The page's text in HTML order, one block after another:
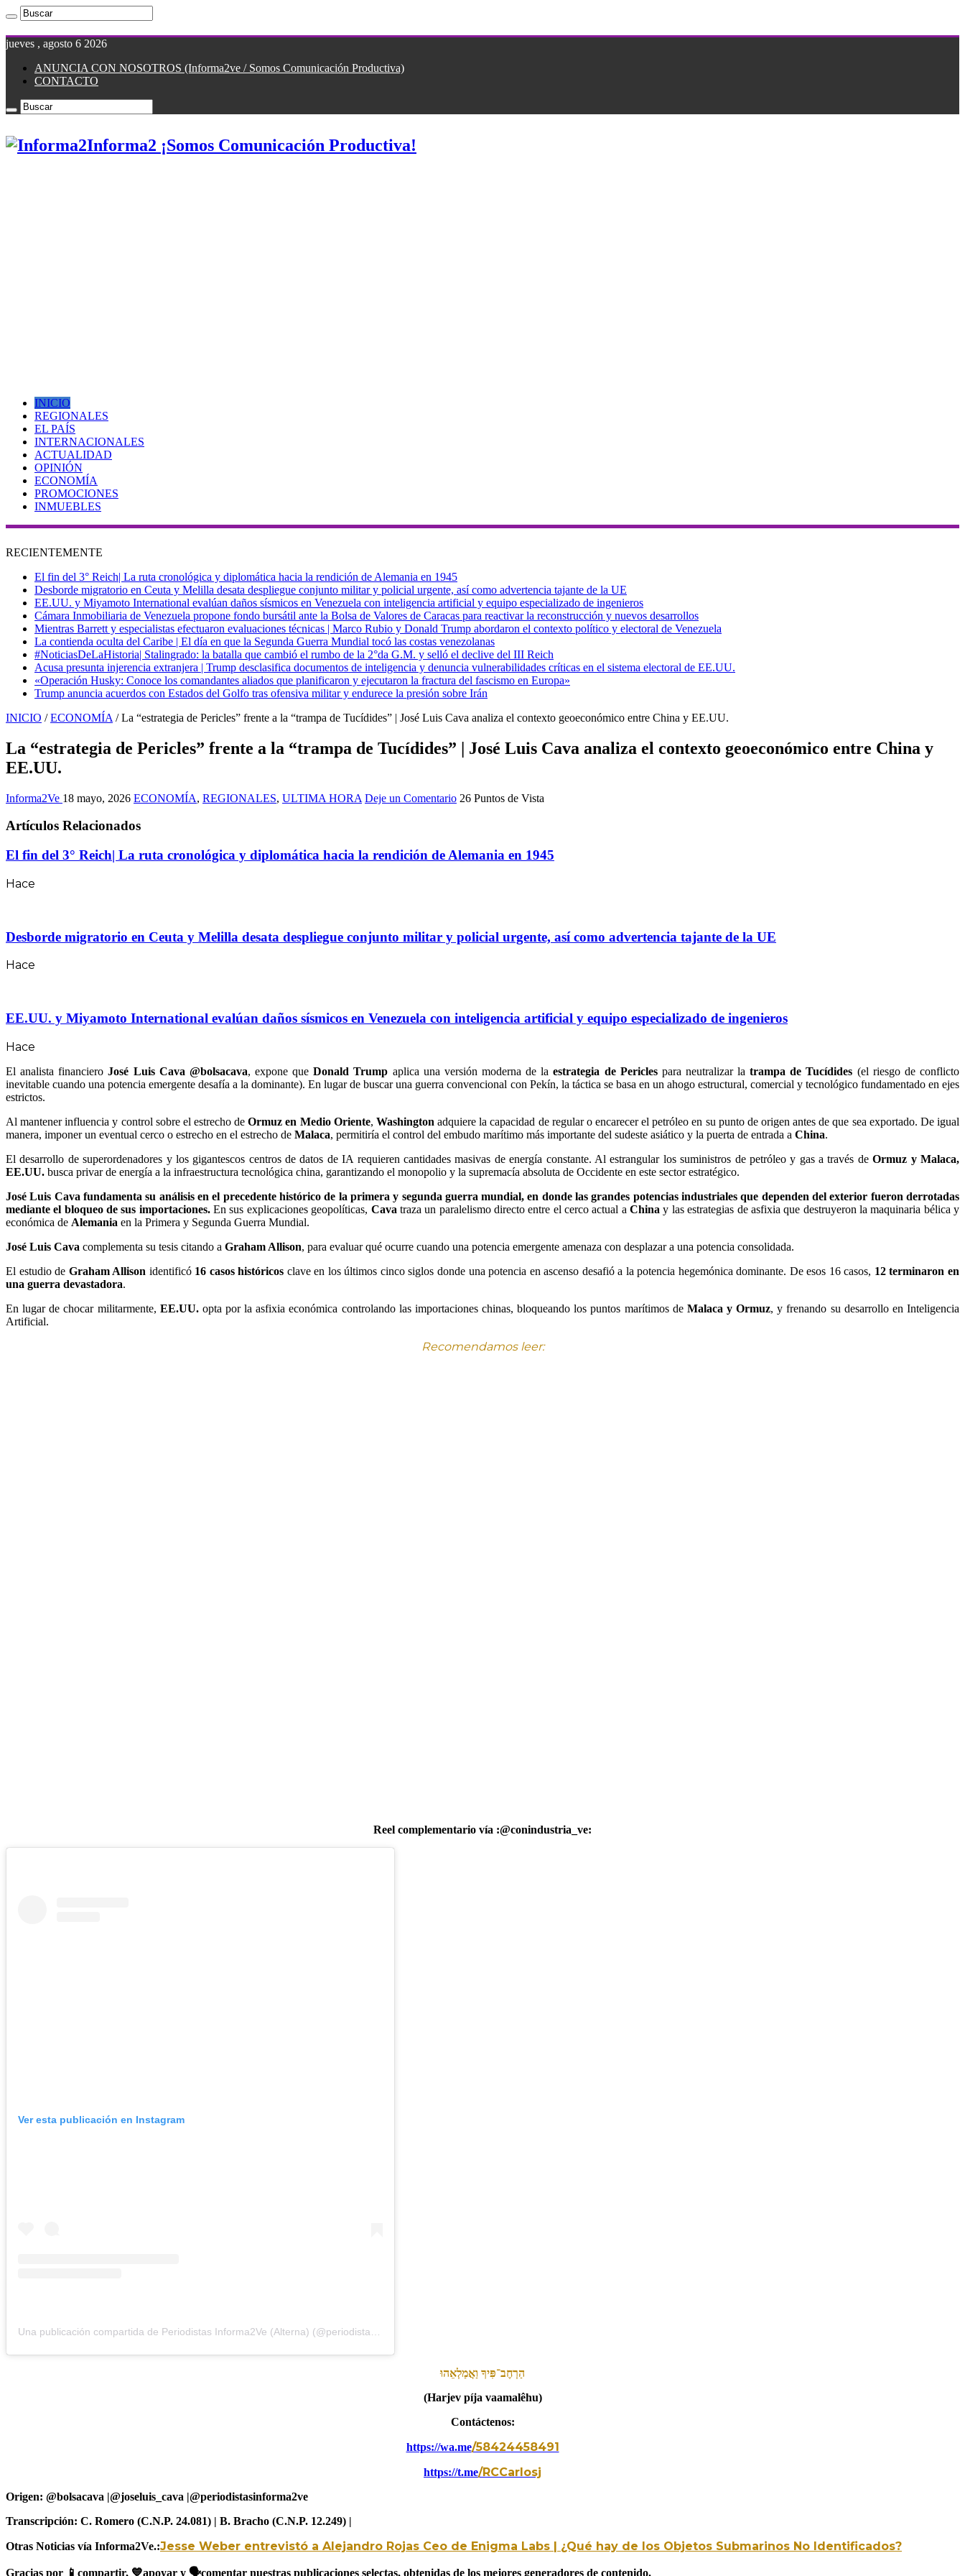
jueves , agosto 6 2026
ANUNCIA CON NOSOTROS (Informa2ve / Somos Comunicación Productiva)
CONTACTO
Informa2 ¡Somos Comunicación Productiva!
INICIO
REGIONALES
EL PAÍS
INTERNACIONALES
ACTUALIDAD
OPINIÓN
ECONOMÍA
PROMOCIONES
INMUEBLES
RECIENTEMENTE
El fin del 3° Reich| La ruta cronológica y diplomática hacia la rendición de Alemania en 1945
Desborde migratorio en Ceuta y Melilla desata despliegue conjunto militar y policial urgente, así como advertencia tajante de la UE
EE.UU. y Miyamoto International evalúan daños sísmicos en Venezuela con inteligencia artificial y equipo especializado de ingenieros
Cámara Inmobiliaria de Venezuela propone fondo bursátil ante la Bolsa de Valores de Caracas para reactivar la reconstrucción y nuevos desarrollos
Mientras Barrett y especialistas efectuaron evaluaciones técnicas | Marco Rubio y Donald Trump abordaron el contexto político y electoral de Venezuela
La contienda oculta del Caribe | El día en que la Segunda Guerra Mundial tocó las costas venezolanas
#NoticiasDeLaHistoria| Stalingrado: la batalla que cambió el rumbo de la 2°da G.M. y selló el declive del III Reich
Acusa presunta injerencia extranjera | Trump desclasifica documentos de inteligencia y denuncia vulnerabilidades críticas en el sistema electoral de EE.UU.
«Operación Husky: Conoce los comandantes aliados que planificaron y ejecutaron la fractura del fascismo en Europa»
Trump anuncia acuerdos con Estados del Golfo tras ofensiva militar y endurece la presión sobre Irán
INICIO / ECONOMÍA / La “estrategia de Pericles” frente a la “trampa de Tucídides” | José Luis Cava analiza el contexto geoeconómico entre China y EE.UU.
La “estrategia de Pericles” frente a la “trampa de Tucídides” | José Luis Cava analiza el contexto geoeconómico entre China y
EE.UU.
Informa2Ve 18 mayo, 2026 ECONOMÍA, REGIONALES, ULTIMA HORA Deje un Comentario 26 Puntos de Vista
Artículos Relacionados
El fin del 3° Reich| La ruta cronológica y diplomática hacia la rendición de Alemania en 1945
Hace
Desborde migratorio en Ceuta y Melilla desata despliegue conjunto militar y policial urgente, así como advertencia tajante de la UE
Hace
EE.UU. y Miyamoto International evalúan daños sísmicos en Venezuela con inteligencia artificial y equipo especializado de ingenieros
Hace
El analista financieroJosé Luis Cava @bolsacava, expone queDonald Trump aplica una versión moderna de laestrategia de Periclespara neutralizar latrampa de Tucídides (el riesgo de conflicto
inevitable cuando una potencia emergente desafía a la dominante). En lugar de buscar una guerra convencional con Pekín, la táctica se basa en un ahogo estructural, comercial y tecnológico fundamentado en ejes
estrictos.
Al mantener influencia y control sobre el estrecho deOrmuz en Medio Oriente, Washington adquiere la capacidad de regular o encarecer el petróleo en su punto de origen antes de que sea exportado. De igual
manera, imponer un eventual cerco o estrecho en el estrecho de Malaca, permitiría el control del embudo marítimo más importante del sudeste asiático y la puerta de entrada a China.
El desarrollo de superordenadores y los gigantescos centros de datos de IA requieren cantidades masivas de energía constante. Al estrangular los suministros de petróleo y gas a través deOrmuz y Malaca,
EE.UU. busca privar de energía a la infraestructura tecnológica china, garantizando el monopolio y la supremacía absoluta de Occidente en este sector estratégico.
José Luis Cava fundamenta su análisis en el precedente histórico de la primera y segunda guerra mundial, en donde las grandes potencias industriales que dependen del exterior fueron derrotadas
mediante el bloqueo de sus importaciones.En sus explicaciones geopolíticas, Cava traza un paralelismo directo entre el cerco actual aChina y las estrategias de asfixia que destruyeron la maquinaria bélica y
económica de Alemania en la Primera y Segunda Guerra Mundial.
José Luis Cava complementa su tesis citando a Graham Allison, para evaluar qué ocurre cuando una potencia emergente amenaza con desplazar a una potencia consolidada.
El estudio de Graham Allison identificó 16 casos históricos clave en los últimos cinco siglos donde una potencia en ascenso desafió a la potencia hegemónica dominante. De esos 16 casos, 12 terminaron en
una guerra devastadora.
En lugar de chocar militarmente, EE.UU.opta por la asfixia económica controlando las importaciones chinas, bloqueando los puntos marítimos de Malaca y Ormuz, y frenando su desarrollo en Inteligencia
Artificial.
Recomendamos leer:
Reel complementario vía :@conindustria_ve:
Ver esta publicación en Instagram
הַרְחֶב־פִּיךָ וַאֲמַלְאֵהוּ
(Harjev píja vaamalêhu)
Contáctenos:
https://wa.me/58424458491
https://t.me/RCCarlosj
Origen: @bolsacava |@joseluis_cava |@periodistasinforma2ve
Transcripción: C. Romero (C.N.P. 24.081) | B. Bracho (C.N.P. 12.249) |
Otras Noticias vía Informa2Ve.:Jesse Weber entrevistó a Alejandro Rojas Ceo de Enigma Labs | ¿Qué hay de los Objetos Submarinos No Identificados?
Gracias por 📱 compartir, 💙apoyar y 🗣️comentar nuestras publicaciones selectas, obtenidas de los mejores generadores de contenido.